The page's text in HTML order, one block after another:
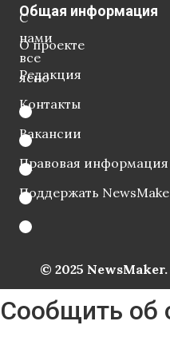
С
нами
все
ясно
Общая информация
О проекте
Редакция
Контакты
Вакансии
Правовая информация
Поддержать
© 2025
Сообщить об